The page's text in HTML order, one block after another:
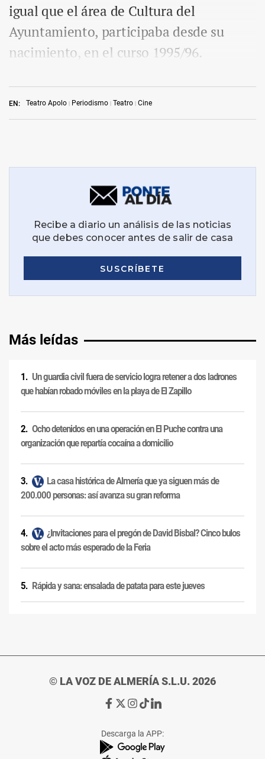
EN: Teatro Apolo Periodismo Teatro Cine
igual que el área de Cultura del
Ayuntamiento, participaba desde su
nacimiento, en el curso 1995/96.
Más leídas
Un guardia civil fuera de servicio logra retener a dos ladrones
que habían robado móviles en la playa de El Zapillo
Ocho detenidos en una operación en El Puche contra una
organización que repartía cocaína a domicilio
La casa histórica de Almería que ya siguen más de
200.000 personas: así avanza su gran reforma
¿Invitaciones para el pregón de David Bisbal? Cinco bulos
sobre el acto más esperado de la Feria
Rápida y sana: ensalada de patata para este jueves
© LA VOZ DE ALMERÍA S.L.U. 2026
Ir
de
La
Ir
de
La
Ir
de
La
Ir
de
La
Ir
de
La
Descarga la APP: